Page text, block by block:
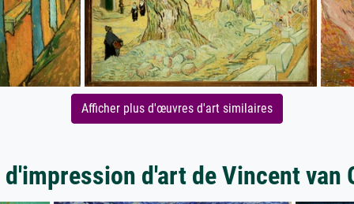
Afficher plus d'œuvres d'art similaires
d'art de Vincent van